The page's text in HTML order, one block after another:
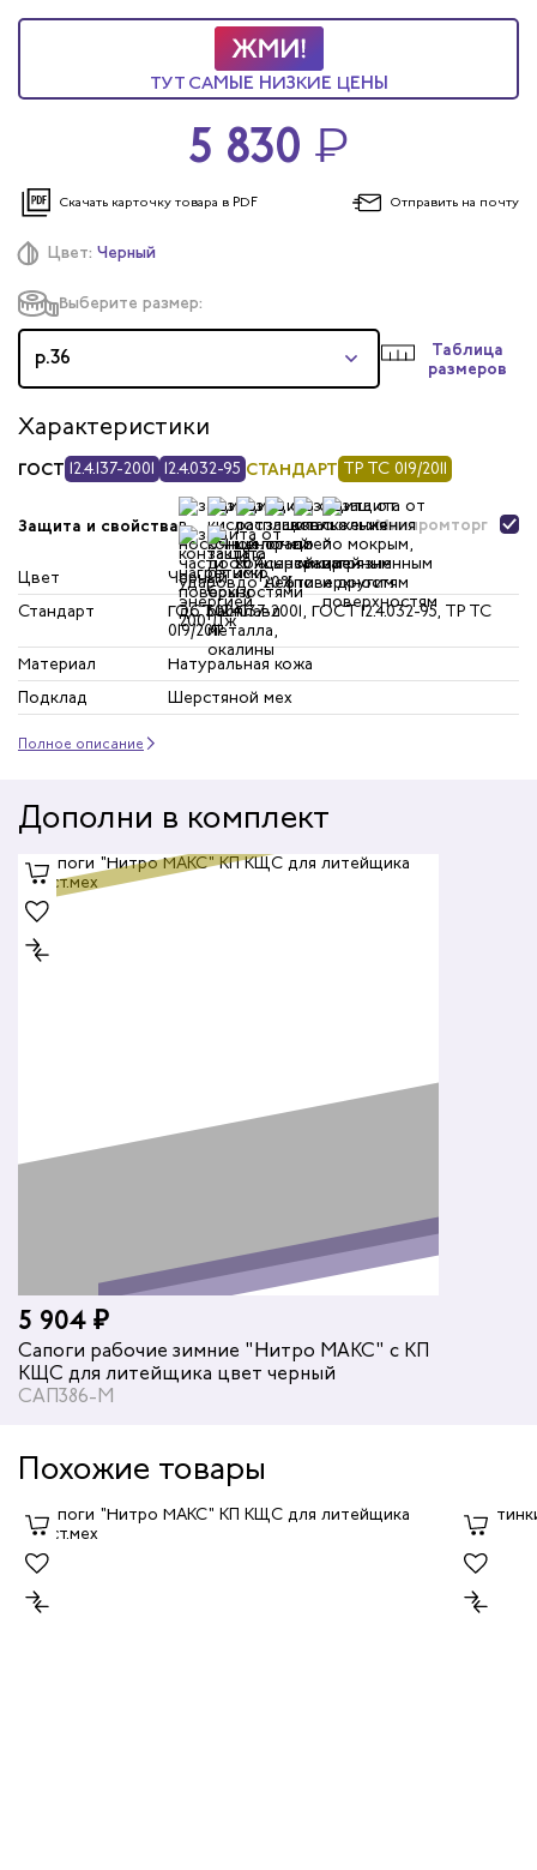
Цвет: Черный
Выберите размер:
р.36
Таблица
размеров
Характеристики
ГОСТ 12.4.137-2001 12.4.032-95 СТАНДАРТ ТР ТС 019/2011
Защита и свойства Минпромторг
Цвет
Черный
Стандарт
ГОСТ 12.4.137-2001, ГОСТ 12.4.032-95, ТР ТС
019/2011
Материал
Натуральная кожа
Подклад
Шерстяной мех
Полное описание
ТУТ САМЫЕ НИЗКИЕ ЦЕНЫ
5 830 ₽
Скачать карточку товара в PDF Отправить на почту
Дополни в комплект
5 904 ₽
Сапоги рабочие зимние "Нитро МАКС" с КП
КЩС для литейщика цвет черный
САП386-М
Похожие товары